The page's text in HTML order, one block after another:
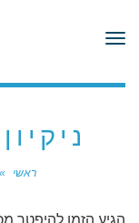
תפריט
ראשי »